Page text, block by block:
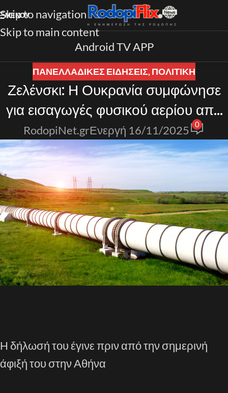
Skip to navigation
Skip to main content
ΜΕΝΟΎ
Android TV APP
ΠΑΝΕΛΛΑΔΙΚΈΣ ΕΙΔΉΣΕΙΣ,ΠΟΛΙΤΙΚΗ
Ζελένσκι: Η Ουκρανία συμφώνησε
για εισαγωγές φυσικού αερίου από
την Ελλάδα
RodopiNet.grΕνεργή 16/11/2025 0
Η δήλωσή του έγινε πριν από την σημερινή
άφιξή του στην Αθήνα